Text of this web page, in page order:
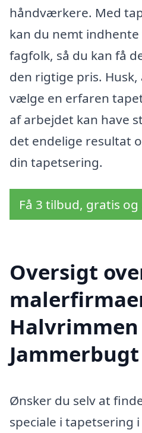
håndværkere. Med
kan du nemt
fagfolk, så du kan få
den rigtige pris.
vælge en erfaren
af arbejdet kan have
det endelige resultat
din tapetsering.
Få 3 tilbud, gratis
Oversigt
Ønsker du selv at
speciale i tapetsering